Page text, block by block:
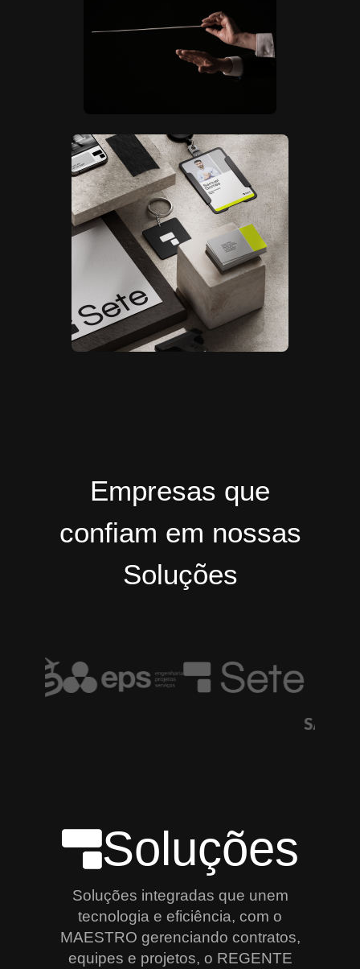
Empresas que
confiam em nossas
Soluções
Soluções
Soluções integradas que unem
tecnologia e eficiência, com o
MAESTRO gerenciando contratos,
equipes e projetos, o REGENTE